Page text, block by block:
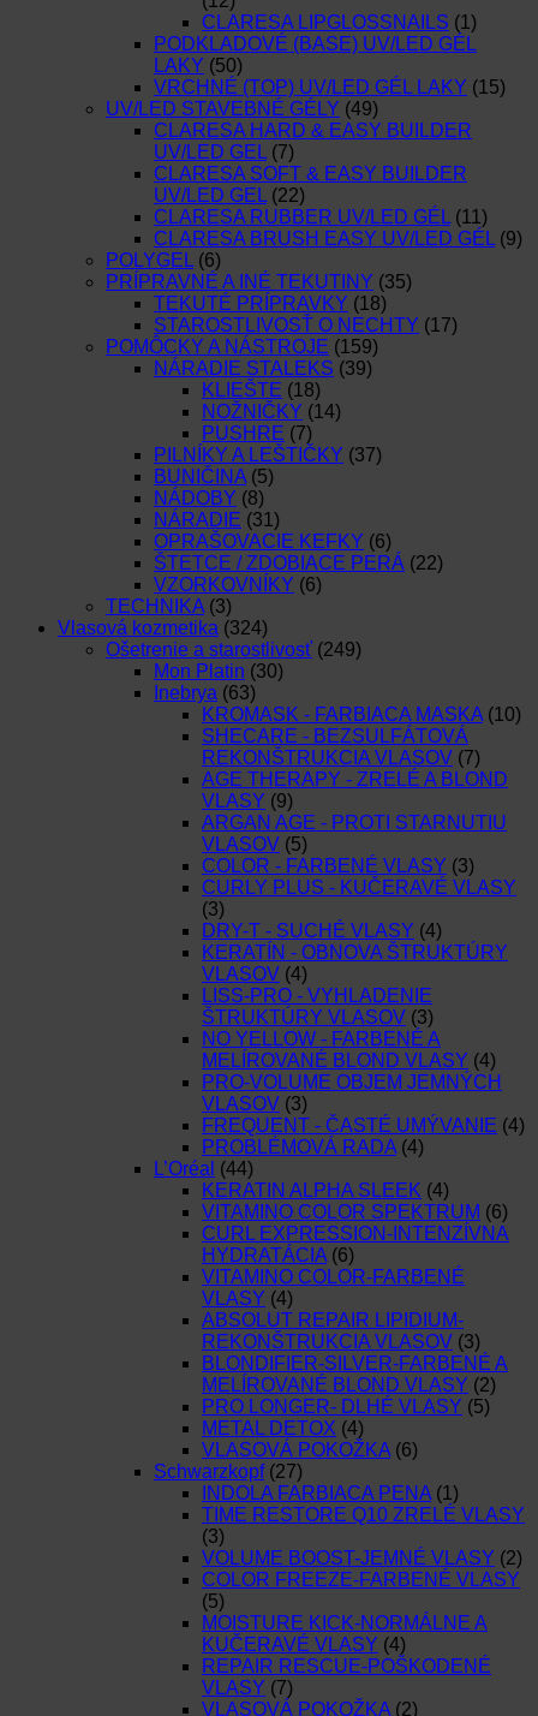
CLARESA LIPGLOSSNAILS (1)
PODKLADOVÉ (BASE) UV/LED GÉL
LAKY (50)
VRCHNÉ (TOP) UV/LED GÉL LAKY (15)
UV/LED STAVEBNÉ GÉLY (49)
CLARESA HARD & EASY BUILDER
UV/LED GEL (7)
CLARESA SOFT & EASY BUILDER
UV/LED GEL (22)
CLARESA RUBBER UV/LED GÉL (11)
CLARESA BRUSH EASY UV/LED GÉL (9)
POLYGEL (6)
PRÍPRAVNÉ A INÉ TEKUTINY (35)
TEKUTÉ PRÍPRAVKY (18)
STAROSTLIVOSŤ O NECHTY (17)
POMÔCKY A NÁSTROJE (159)
NÁRADIE STALEKS (39)
KLIEŠTE (18)
NOŽNIČKY (14)
PUSHRE (7)
PILNÍKY A LEŠTIČKY (37)
BUNIČINA (5)
NÁDOBY (8)
NÁRADIE (31)
OPRAŠOVACIE KEFKY (6)
ŠTETCE / ZDOBIACE PERÁ (22)
VZORKOVNÍKY (6)
TECHNIKA (3)
Vlasová kozmetika (324)
Ošetrenie a starostlivosť (249)
Mon Platin (30)
Inebrya (63)
KROMASK - FARBIACA MASKA (10)
SHECARE - BEZSULFÁTOVÁ
REKONŠTRUKCIA VLASOV (7)
AGE THERAPY - ZRELÉ A BLOND
VLASY (9)
ARGAN AGE - PROTI STARNUTIU
VLASOV (5)
COLOR - FARBENÉ VLASY (3)
CURLY PLUS - KUČERAVÉ VLASY
(3)
DRY-T - SUCHÉ VLASY (4)
KERATÍN - OBNOVA ŠTRUKTÚRY
VLASOV (4)
LISS-PRO - VYHLADENIE
ŠTRUKTÚRY VLASOV (3)
NO YELLOW - FARBENÉ A
MELÍROVANÉ BLOND VLASY (4)
PRO-VOLUME OBJEM JEMNÝCH
VLASOV (3)
FREQUENT - ČASTÉ UMÝVANIE (4)
PROBLÉMOVÁ RADA (4)
L’Oréal (44)
KERATIN ALPHA SLEEK (4)
VITAMINO COLOR SPEKTRUM (6)
CURL EXPRESSION-INTENZÍVNA
HYDRATÁCIA (6)
VITAMINO COLOR-FARBENÉ
VLASY (4)
ABSOLUT REPAIR LIPIDIUM-
REKONŠTRUKCIA VLASOV (3)
BLONDIFIER-SILVER-FARBENÉ A
MELÍROVANÉ BLOND VLASY (2)
PRO LONGER- DLHÉ VLASY (5)
METAL DETOX (4)
VLASOVÁ POKOŽKA (6)
Schwarzkopf (27)
INDOLA FARBIACA PENA (1)
TIME RESTORE Q10 ZRELÉ VLASY
(3)
VOLUME BOOST-JEMNÉ VLASY (2)
COLOR FREEZE-FARBENÉ VLASY
(5)
MOISTURE KICK-NORMÁLNE A
KUČERAVÉ VLASY (4)
REPAIR RESCUE-POŠKODENÉ
VLASY (7)
VLASOVÁ POKOŽKA (2)